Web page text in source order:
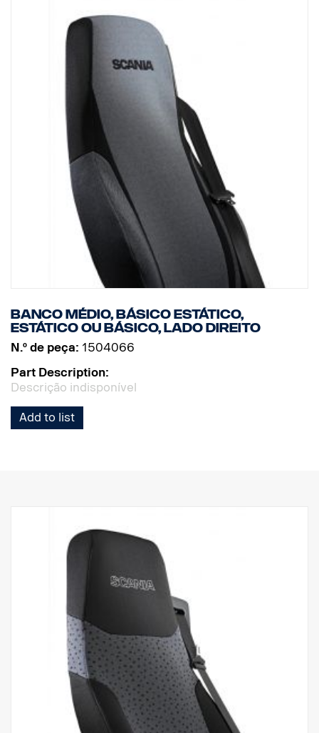
Banco médio, básico estático,
estático ou básico, lado direito
N.º de peça: 1504066
Part Description:
Descrição indisponível
Add to list